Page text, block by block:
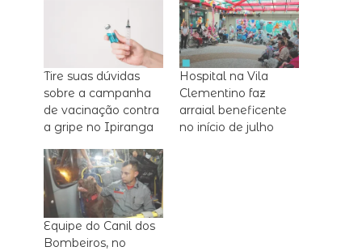
Tire suas dúvidas
sobre a campanha
de vacinação contra
a gripe no Ipiranga
Hospital na Vila
Clementino faz
arraial beneficente
no início de julho
Equipe do Canil dos
Bombeiros, no